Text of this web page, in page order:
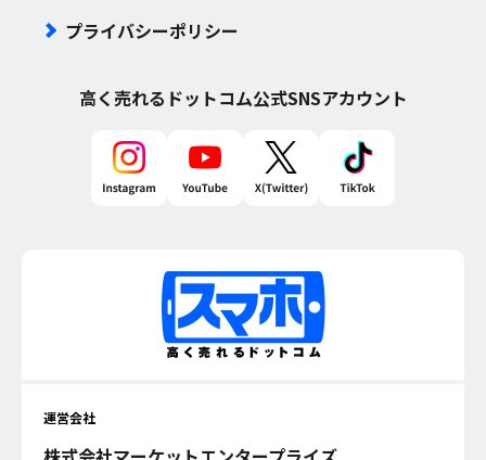
プライバシーポリシー
高く売れるドットコム公式SNSアカウント
運営会社